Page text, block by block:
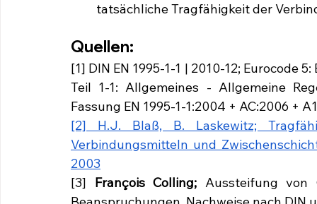
tatsächliche Tragfähigkeit der
Quellen:
[1] DIN EN 1995-1-1 | 2010-12; Eurocode
Teil 1-1: Allgemeines - Allgemeine
Fassung EN 1995-1-1:2004 + AC:2006 +
[2] H.J. Blaß, B. Laskewitz;
Verbindungsmitteln und
2003
[3] François Colling; Aussteifung von